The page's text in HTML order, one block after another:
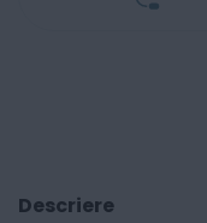
Descriere